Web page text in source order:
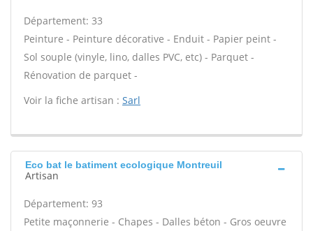
Département: 33
Peinture - Peinture décorative - Enduit - Papier peint -
Sol souple (vinyle, lino, dalles PVC, etc) - Parquet -
Rénovation de parquet -
Voir la fiche artisan : Sarl
Eco bat le batiment ecologique Montreuil
Artisan
Département: 93
Petite maçonnerie - Chapes - Dalles béton - Gros oeuvre